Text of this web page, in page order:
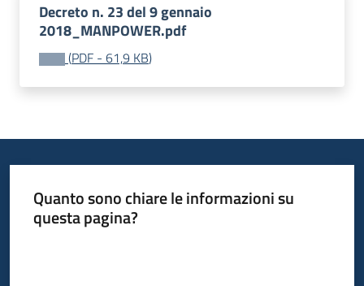
Decreto n. 23 del 9 gennaio
2018_MANPOWER.pdf
(PDF - 61,9 KB)
Quanto sono chiare le informazioni su
questa pagina?